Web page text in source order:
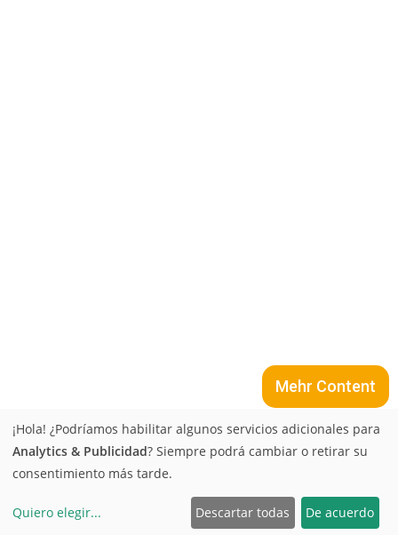
Mehr Content
Contacto
Karriere EN DE FR ES
¡Hola! ¿Podríamos habilitar algunos servicios adicionales para
Analytics & Publicidad? Siempre podrá cambiar o retirar su
consentimiento más tarde.
Quiero elegir... Descartar todas De acuerdo